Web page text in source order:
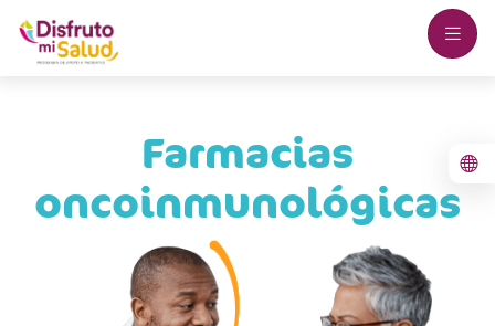
Farmacias
oncoinmunológicas